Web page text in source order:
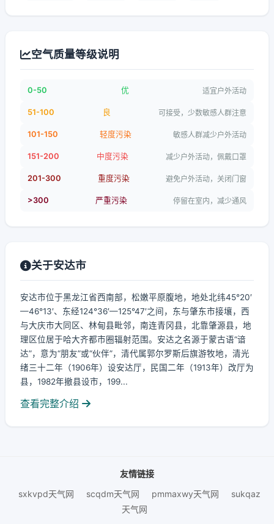
空气质量等级说明
0-50 优 适宜户外活动
51-100 良 可接受，少数敏感人群注意
101-150 轻度污染 敏感人群减少户外活动
151-200 中度污染 减少户外活动，佩戴口罩
201-300 重度污染 避免户外活动，关闭门窗
>300 严重污染 停留在室内，减少通风
关于安达市
安达市位于黑龙江省西南部，松嫩平原腹地，地处北纬45°20′
—46°13′、东经124°36′—125°47′之间，东与肇东市接壤，西
与大庆市大同区、林甸县毗邻，南连青冈县，北靠肇源县，地
理区位居于哈大齐都市圈辐射范围。安达之名源于蒙古语“谙
达”，意为“朋友”或“伙伴”，清代属郭尔罗斯后旗游牧地，清光
绪三十二年（1906年）设安达厅，民国二年（1913年）改厅为
县，1982年撤县设市，199...
查看完整介绍
友情链接
sxkvpd天气网
scqdm天气网 pmmaxwy天气网
sukqaz
天气网